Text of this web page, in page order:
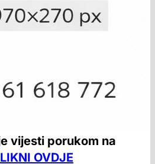
vijesti porukom na
OVDJE